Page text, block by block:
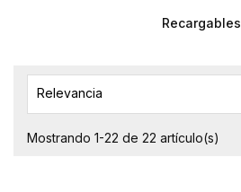
Recargables
Relevancia
Mostrando 1-22 de 22 artículo(s)